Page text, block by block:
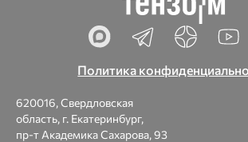
Политика
620016, Свердловская
область, г. Екатеринбург,
пр-т Академика Сахарова, 93